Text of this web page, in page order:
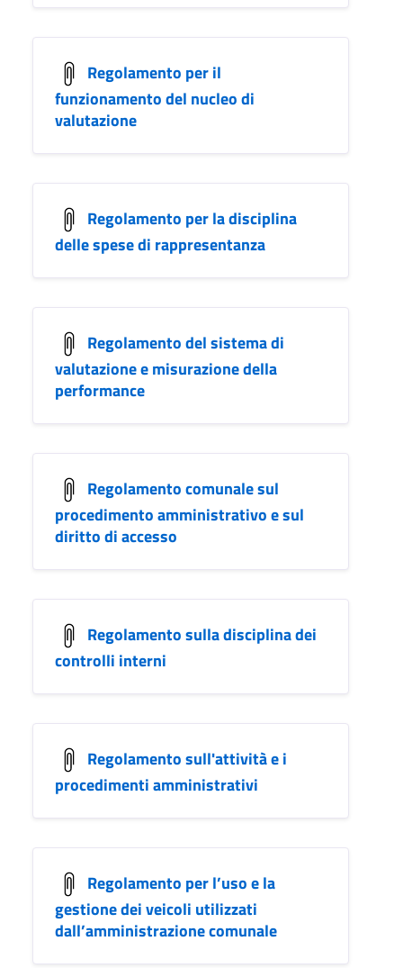
Regolamento per il
funzionamento del nucleo di
valutazione
Regolamento per la disciplina
delle spese di rappresentanza
Regolamento del sistema di
valutazione e misurazione della
performance
Regolamento comunale sul
procedimento amministrativo e sul
diritto di accesso
Regolamento sulla disciplina dei
controlli interni
Regolamento sull'attività e i
procedimenti amministrativi
Regolamento per l’uso e la
gestione dei veicoli utilizzati
dall’amministrazione comunale